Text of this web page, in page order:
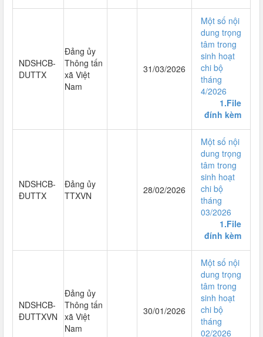
NDSHCB-
DUTTX
Đảng ủy
Thông tấn
xã Việt
Nam
31/03/2026
Một số nội
dung trọng
tâm trong
sinh hoạt
chi bộ
tháng
4/2026
1.File
đính kèm
NDSHCB-
ĐUTTX
Đảng ủy
TTXVN
28/02/2026
Một số nội
dung trọng
tâm trong
sinh hoạt
chi bộ
tháng
03/2026
1.File
đính kèm
NDSHCB-
ĐUTTXVN
Đảng ủy
Thông tấn
xã Việt
Nam
30/01/2026
Một số nội
dung trọng
tâm trong
sinh hoạt
chi bộ
tháng
02/2026